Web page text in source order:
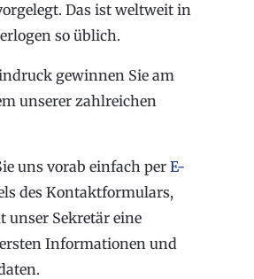
Das ist weltweit in
so üblich.
gewinnen Sie am
unserer zahlreichen
uns vorab einfach per E-
des Kontaktformulars,
unser Sekretär eine
Informationen und